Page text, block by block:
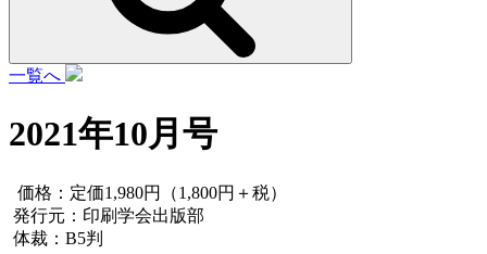
ご購入について
お問い合わせ
一覧へ
2021年10月号
価格：定価1,980円（1,800円＋税）
発行元：印刷学会出版部
体裁：B5判